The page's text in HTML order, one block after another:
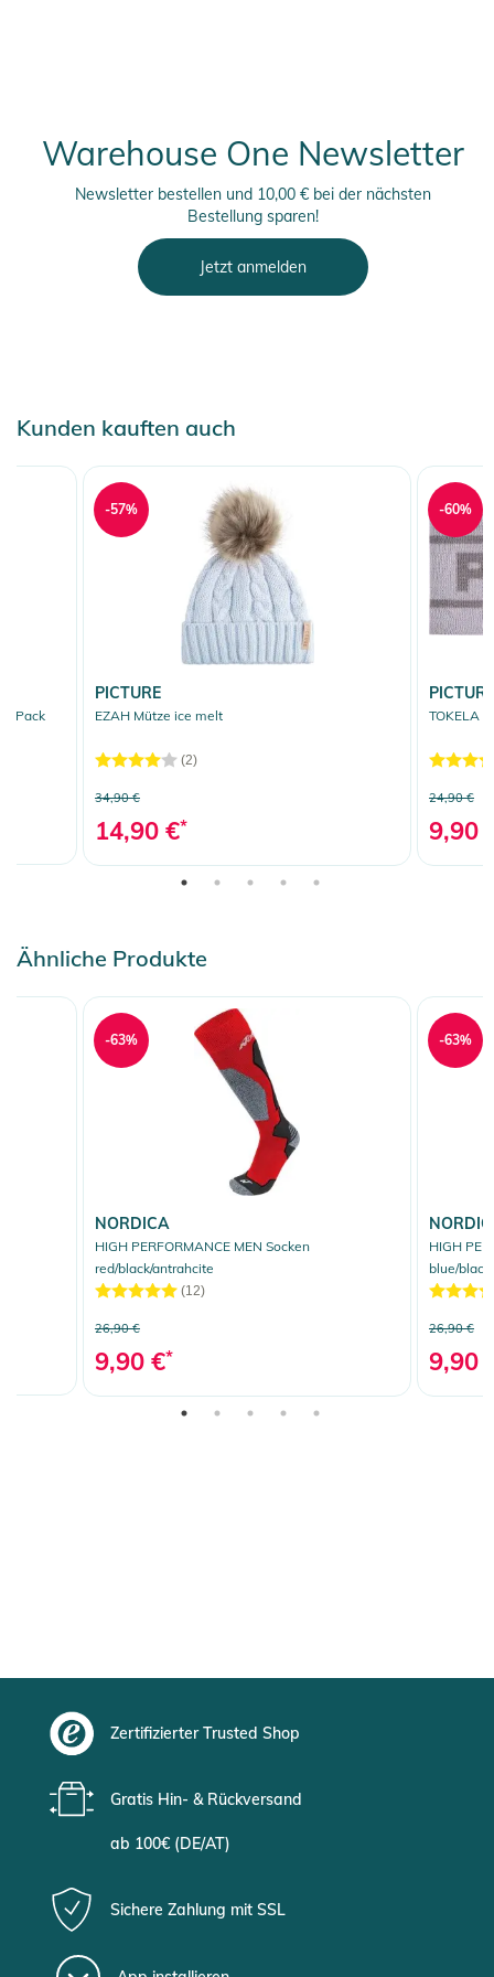
Warehouse One Newsletter
Newsletter bestellen und 10,00 € bei der nächsten
Bestellung sparen!
Jetzt anmelden
Kunden kauften auch
Pack
PICTURE
EZAH Mütze ice melt
(2)
34,90 €
14,90 €*
-57%
PICTURE
TOKELA
24,90 €
9,90
-60%
Ähnliche Produkte
NORDICA
HIGH PERFORMANCE MEN Socken
red/black/antrahcite
(12)
26,90 €
9,90 €*
-63%
HIGH
blue/
26,90 €
9,90
-63%
Zertifizierter Trusted Shop
Gratis Hin- & Rückversand
ab 100€ (DE/AT)
Sichere Zahlung mit SSL